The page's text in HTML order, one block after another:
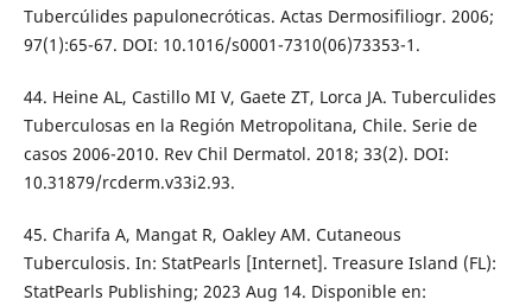
Tubercúlides papulonecróticas. Actas Dermosifiliogr. 2006;
97(1):65-67. DOI: 10.1016/s0001-7310(06)73353-1.
44. Heine AL, Castillo MI V, Gaete ZT, Lorca JA. Tuberculides
Tuberculosas en la Región Metropolitana, Chile. Serie de
casos 2006-2010. Rev Chil Dermatol. 2018; 33(2). DOI:
10.31879/rcderm.v33i2.93.
45. Charifa A, Mangat R, Oakley AM. Cutaneous
Tuberculosis. In: StatPearls [Internet]. Treasure Island (FL):
StatPearls Publishing; 2023 Aug 14. Disponible en: